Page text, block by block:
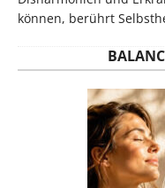
können, berührt